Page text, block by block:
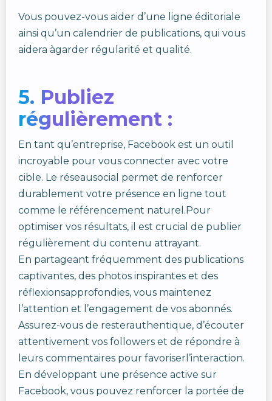
Vous pouvez-vous aider d’une ligne éditoriale
ainsi qu’un calendrier de publications, qui vous
aidera àgarder régularité et qualité.
5. Publiez
régulièrement :
En tant qu’entreprise, Facebook est un outil
incroyable pour vous connecter avec votre
cible. Le réseausocial permet de renforcer
durablement votre présence en ligne tout
comme le référencement naturel.Pour
optimiser vos résultats, il est crucial de publier
régulièrement du contenu attrayant.
En partageant fréquemment des publications
captivantes, des photos inspirantes et des
réflexionsapprofondies, vous maintenez
l’attention et l’engagement de vos abonnés.
Assurez-vous de resterauthentique, d’écouter
attentivement vos followers et de répondre à
leurs commentaires pour favoriserl’interaction.
En développant une présence active sur
Facebook, vous pouvez renforcer la portée de